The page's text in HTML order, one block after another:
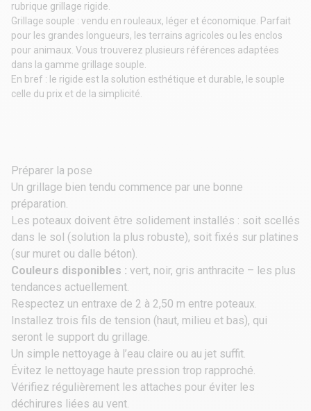
rubrique grillage rigide
Grillage souple : vendu en rouleaux, léger et économique. Parfait
pour les grandes longueurs, les terrains agricoles ou les enclos
pour animaux. Vous trouverez plusieurs références adaptées
dans la gamme grillage souple
En bref : le rigide est la solution esthétique et durable, le souple
celle du prix et de la simplicité.
Préparer la pose
Un grillage bien tendu commence par une bonne
préparation.
Les poteaux doivent être solidement installés : soit scellés
dans le sol (solution la plus robuste), soit fixés sur platines
(sur muret ou dalle béton).
Couleurs disponibles : vert, noir, gris anthracite – les plus
tendances actuellement.
Respectez un entraxe de 2 à 2,50 m entre poteaux.
Installez trois fils de tension (haut, milieu et bas), qui
seront le support du grillage.
Un simple nettoyage à l’eau claire ou au jet suffit.
Évitez le nettoyage haute pression trop rapproché.
Vérifiez régulièrement les attaches pour éviter les
déchirures liées au vent.